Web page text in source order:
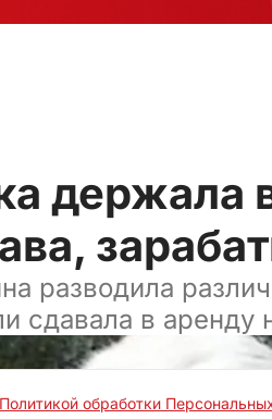
держала
разводила
сдавала в аренду
Политикой обработки